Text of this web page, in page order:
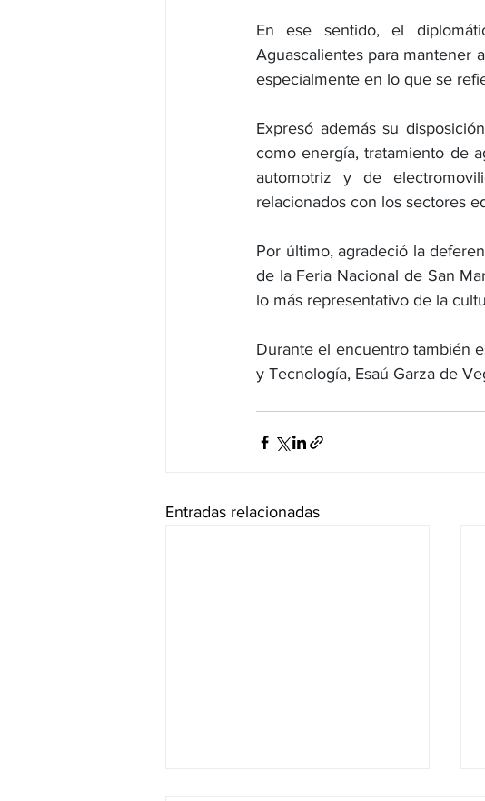
En ese sentido, el
Aguascalientes para mantener
especialmente en lo que se
Expresó además su
como energía, tratamiento de
automotriz y de
relacionados con los sectores
Por último, agradeció la
de la Feria Nacional de San
lo más representativo de la
Durante el encuentro también
y Tecnología, Esaú Garza de
Entradas relacionadas